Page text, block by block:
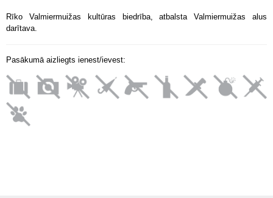
Rīko Valmiermuižas kultūras biedrība, atbalsta Valmiermuižas alus
darītava.
Pasākumā aizliegts ienest/ievest: